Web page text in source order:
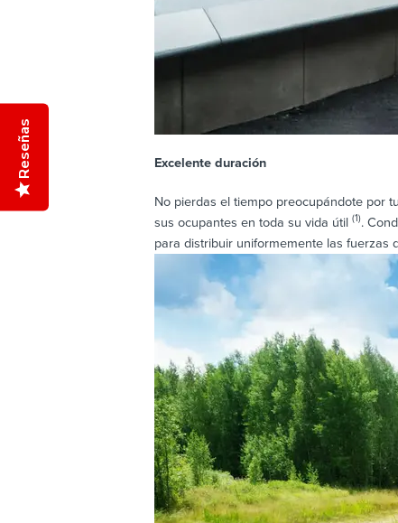
Excelente duración
No pierdas el tiempo preocupándote por
sus ocupantes en toda su vida útil (1).
para distribuir uniformemente las fuerzas
Reseñas